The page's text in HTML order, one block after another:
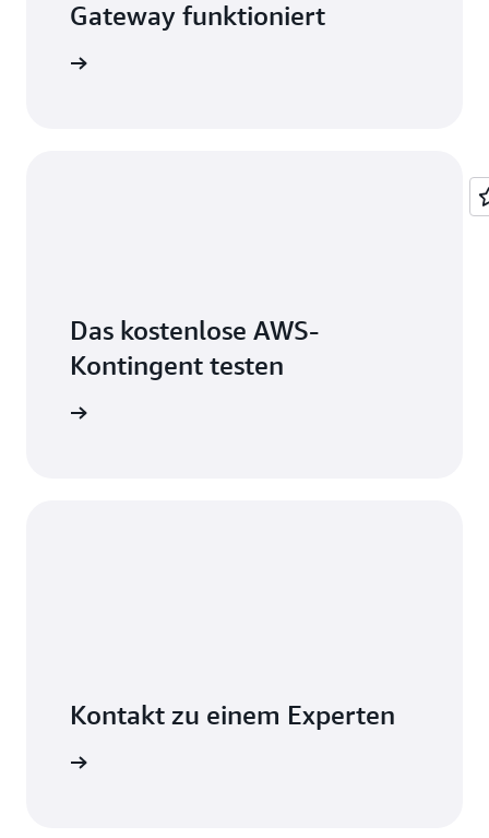
Gateway funktioniert
Das kostenlose AWS-
Kontingent testen
Kontakt zu einem Experten